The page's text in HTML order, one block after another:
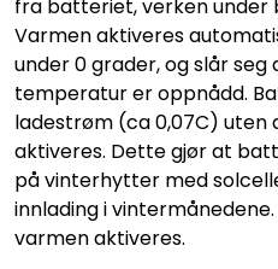
fra batteriet, verken under
Varmen aktiveres
under 0 grader, og slår seg
temperatur er oppnådd.
ladestrøm (ca 0,07C)
aktiveres. Dette gjør at
på vinterhytter med
innlading i
varmen aktiveres.